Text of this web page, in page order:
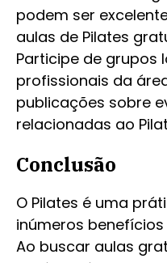
podem ser
aulas de Pilates
Participe de grupos
profissionais da
publicações sobre
relacionadas ao
Conclusão
O Pilates é uma
inúmeros
Ao buscar aulas